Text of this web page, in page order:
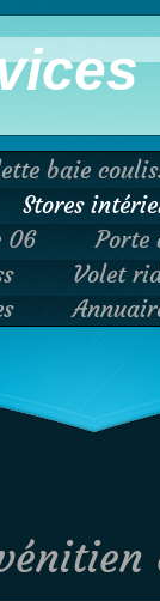
baie
Stores
06 Porte
Volet